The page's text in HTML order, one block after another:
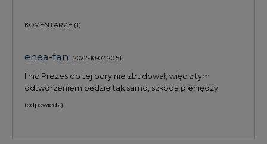
I nic Prezes do tej pory nie zbudował, więc z tym
(odpowiedz)
Podając adres e-mail wyrażają Państwo zgodę